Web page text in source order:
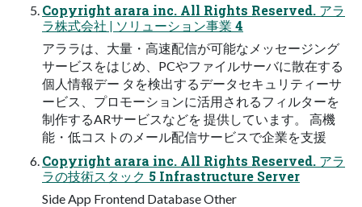
Copyright arara inc. All Rights Reserved. アラ
ラ株式会社 | ソリューション事業 4
アララは、大量・高速配信が可能なメッセージング
サービスをはじめ、PCやファイルサーバに散在する
個人情報デー タを検出するデータセキュリティーサ
ービス、プロモーションに活用されるフィルターを
制作するARサービスなどを 提供しています。 高機
能・低コストのメール配信サービスで企業を支援
Copyright arara inc. All Rights Reserved. アラ
ラの技術スタック 5 Infrastructure Server
Side App Frontend Database Other